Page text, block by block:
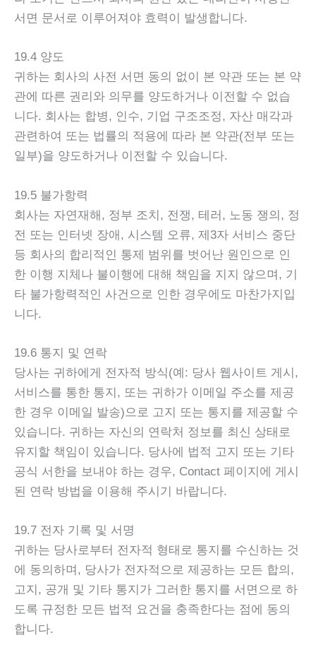
서면 문서로 이루어져야 효력이 발생합니다.
19.4 양도
귀하는 회사의 사전 서면 동의 없이 본 약관 또는 본 약
관에 따른 권리와 의무를 양도하거나 이전할 수 없습
니다. 회사는 합병, 인수, 기업 구조조정, 자산 매각과
관련하여 또는 법률의 적용에 따라 본 약관(전부 또는
일부)을 양도하거나 이전할 수 있습니다.
19.5 불가항력
회사는 자연재해, 정부 조치, 전쟁, 테러, 노동 쟁의, 정
전 또는 인터넷 장애, 시스템 오류, 제3자 서비스 중단
등 회사의 합리적인 통제 범위를 벗어난 원인으로 인
한 이행 지체나 불이행에 대해 책임을 지지 않으며, 기
타 불가항력적인 사건으로 인한 경우에도 마찬가지입
니다.
19.6 통지 및 연락
당사는 귀하에게 전자적 방식(예: 당사 웹사이트 게시,
서비스를 통한 통지, 또는 귀하가 이메일 주소를 제공
한 경우 이메일 발송)으로 고지 또는 통지를 제공할 수
있습니다. 귀하는 자신의 연락처 정보를 최신 상태로
유지할 책임이 있습니다. 당사에 법적 고지 또는 기타
공식 서한을 보내야 하는 경우, Contact 페이지에 게시
된 연락 방법을 이용해 주시기 바랍니다.
19.7 전자 기록 및 서명
귀하는 당사로부터 전자적 형태로 통지를 수신하는 것
에 동의하며, 당사가 전자적으로 제공하는 모든 합의,
고지, 공개 및 기타 통지가 그러한 통지를 서면으로 하
도록 규정한 모든 법적 요건을 충족한다는 점에 동의
합니다.